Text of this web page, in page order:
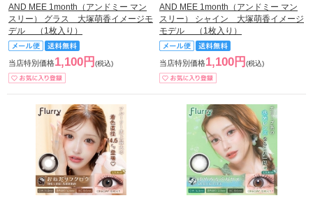
AND MEE 1month（アンドミー マン
スリー） グラス 大塚萌香イメージモ
デル （1枚入り）
当店特別価格1,100円 (税込)
AND MEE 1month（アンドミー マン
スリー） シャイン 大塚萌香イメージ
モデル （1枚入り）
当店特別価格1,100円 (税込)